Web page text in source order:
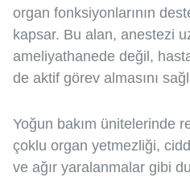
organ fonksiyonlarının
kapsar. Bu alan, anestezi
ameliyathanede değil,
de aktif görev almasını
Yoğun bakım ünitelerinde
çoklu organ yetmezliği,
ve ağır yaralanmalar gibi